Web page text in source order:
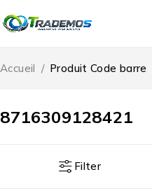
8716309128421
Accueil / Produit Code barre
Filter